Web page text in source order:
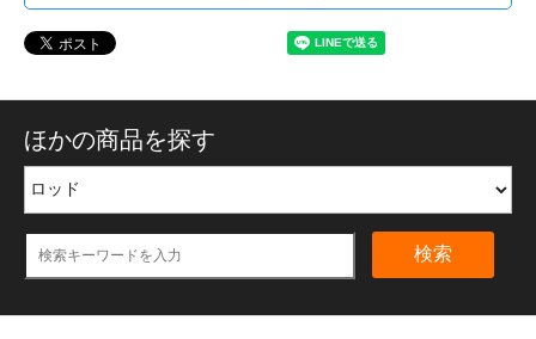
ほかの商品を探す
検索